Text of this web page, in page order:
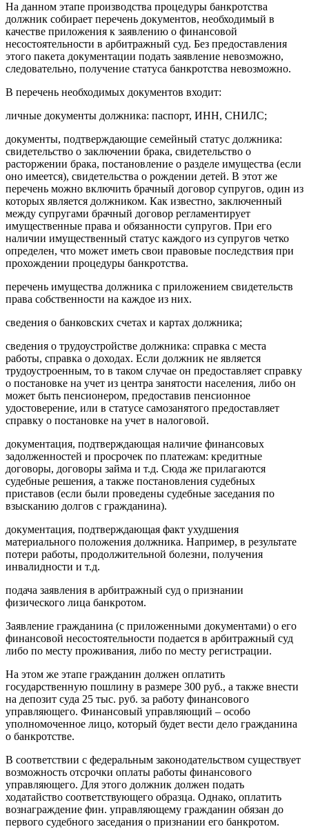
На данном этапе производства процедуры банкротства
должник собирает перечень документов, необходимый в
качестве приложения к заявлению о финансовой
несостоятельности в арбитражный суд. Без предоставления
этого пакета документации подать заявление невозможно,
следовательно, получение статуса банкротства невозможно.
В перечень необходимых документов входит:
личные документы должника: паспорт, ИНН, СНИЛС;
документы, подтверждающие семейный статус должника:
свидетельство о заключении брака, свидетельство о
расторжении брака, постановление о разделе имущества (если
оно имеется), свидетельства о рождении детей. В этот же
перечень можно включить брачный договор супругов, один из
которых является должником. Как известно, заключенный
между супругами брачный договор регламентирует
имущественные права и обязанности супругов. При его
наличии имущественный статус каждого из супругов четко
определен, что может иметь свои правовые последствия при
прохождении процедуры банкротства.
перечень имущества должника с приложением свидетельств
права собственности на каждое из них.
сведения о банковских счетах и картах должника;
сведения о трудоустройстве должника: справка с места
работы, справка о доходах. Если должник не является
трудоустроенным, то в таком случае он предоставляет справку
о постановке на учет из центра занятости населения, либо он
может быть пенсионером, предоставив пенсионное
удостоверение, или в статусе самозанятого предоставляет
справку о постановке на учет в налоговой.
документация, подтверждающая наличие финансовых
задолженностей и просрочек по платежам: кредитные
договоры, договоры займа и т.д. Сюда же прилагаются
судебные решения, а также постановления судебных
приставов (если были проведены судебные заседания по
взысканию долгов с гражданина).
документация, подтверждающая факт ухудшения
материального положения должника. Например, в результате
потери работы, продолжительной болезни, получения
инвалидности и т.д.
подача заявления в арбитражный суд о признании
физического лица банкротом.
Заявление гражданина (с приложенными документами) о его
финансовой несостоятельности подается в арбитражный суд
либо по месту проживания, либо по месту регистрации.
На этом же этапе гражданин должен оплатить
государственную пошлину в размере 300 руб., а также внести
на депозит суда 25 тыс. руб. за работу финансового
управляющего. Финансовый управляющий – особо
уполномоченное лицо, который будет вести дело гражданина
о банкротстве.
В соответствии с федеральным законодательством существует
возможность отсрочки оплаты работы финансового
управляющего. Для этого должник должен подать
ходатайство соответствующего образца. Однако, оплатить
вознаграждение фин. управляющему гражданин обязан до
первого судебного заседания о признании его банкротом.